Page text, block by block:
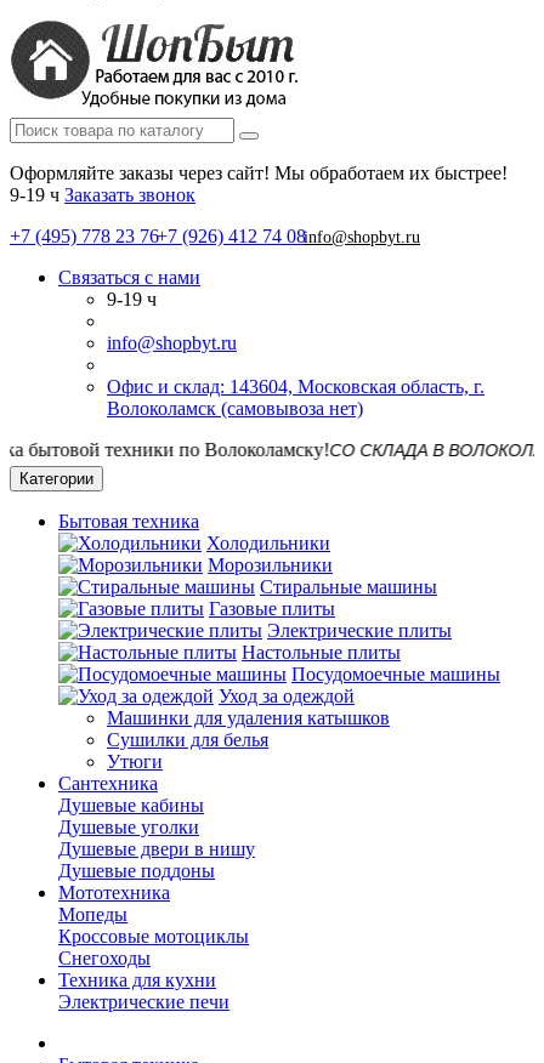
Оформляйте заказы через сайт! Мы обработаем их быстрее!
9-19 ч Заказать звонок
+7 (495) 778 23 76+7 (926) 412 74 08info@shopbyt.ru
Связаться с нами
9-19 ч
info@shopbyt.ru
Офис и склад: 143604, Московская область, г.
Волоколамск (самовывоза нет)
СО СКЛАДА В ВОЛОКОЛАМСКЕ!
Категории
Бытовая техника
Холодильники
Морозильники
Стиральные машины
Газовые плиты
Электрические плиты
Настольные плиты
Посудомоечные машины
Уход за одеждой
Машинки для удаления катышков
Сушилки для белья
Утюги
Сантехника
Душевые кабины
Душевые уголки
Душевые двери в нишу
Душевые поддоны
Мототехника
Мопеды
Кроссовые мотоциклы
Снегоходы
Техника для кухни
Электрические печи